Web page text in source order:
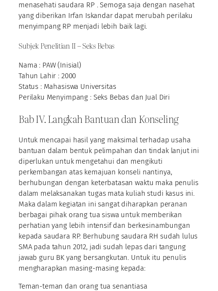
menasehati saudara RP . Semoga saja dengan nasehat
yang diberikan Irfan Iskandar dapat merubah perilaku
menyimpang RP menjadi lebih baik lagi.
Subjek Penelitian II – Seks Bebas
Nama : PAW (Inisial)
Tahun Lahir : 2000
Status : Mahasiswa Universitas
Perilaku Menyimpang : Seks Bebas dan Jual Diri
Bab IV. Langkah Bantuan dan Konseling
Untuk mencapai hasil yang maksimal terhadap usaha
bantuan dalam bentuk pelimpahan dan tindak lanjut ini
diperlukan untuk mengetahui dan mengikuti
perkembangan atas kemajuan konseli nantinya,
berhubungan dengan keterbatasan waktu maka penulis
dalam melaksanakan tugas mata kuliah studi kasus ini.
Maka dalam kegiatan ini sangat diharapkan peranan
berbagai pihak orang tua siswa untuk memberikan
perhatian yang lebih intensif dan berkesinambungan
kepada saudara RP. Berhubung saudara RH sudah lulus
SMA pada tahun 2012, jadi sudah lepas dari tangung
jawab guru BK yang bersangkutan. Untuk itu penulis
mengharapkan masing-masing kepada:
Teman-teman dan orang tua senantiasa